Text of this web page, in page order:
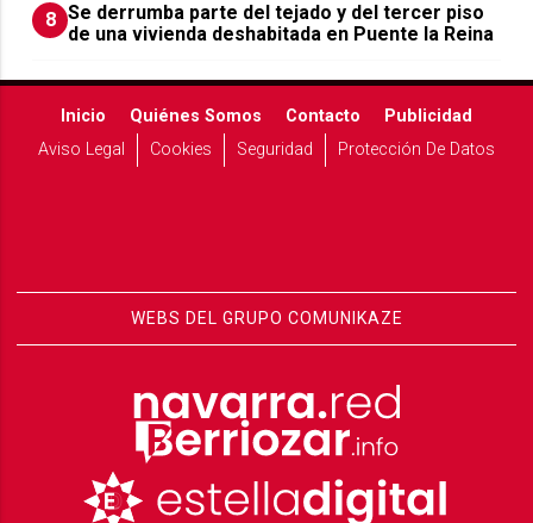
8 Se derrumba parte del tejado y del tercer piso
de una vivienda deshabitada en Puente la Reina
Inicio Quiénes Somos Contacto
Publicidad
Aviso Legal
Cookies Seguridad Protección De Datos
WEBS DEL GRUPO COMUNIKAZE